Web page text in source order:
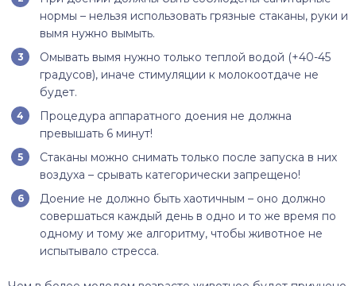
нормы – нельзя использовать грязные стаканы, руки и
вымя нужно вымыть.
Омывать вымя нужно только теплой водой (+40-45
градусов), иначе стимуляции к молокоотдаче не
будет.
Процедура аппаратного доения не должна
превышать 6 минут!
Стаканы можно снимать только после запуска в них
воздуха – срывать категорически запрещено!
Доение не должно быть хаотичным – оно должно
совершаться каждый день в одно и то же время по
одному и тому же алгоритму, чтобы животное не
испытывало стресса.